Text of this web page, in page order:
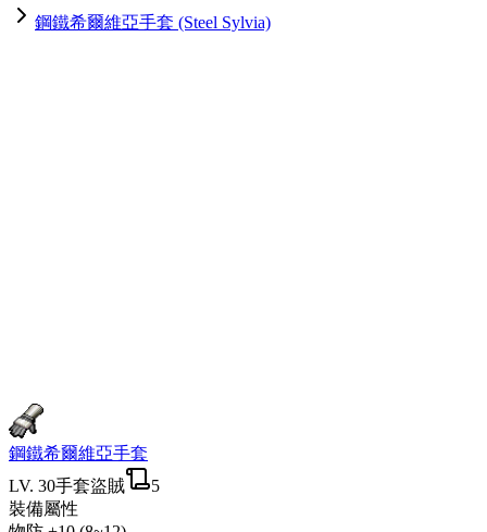
鋼鐵希爾維亞手套 (Steel Sylvia)
鋼鐵希爾維亞手套
LV. 30手套盜賊
5
裝備屬性